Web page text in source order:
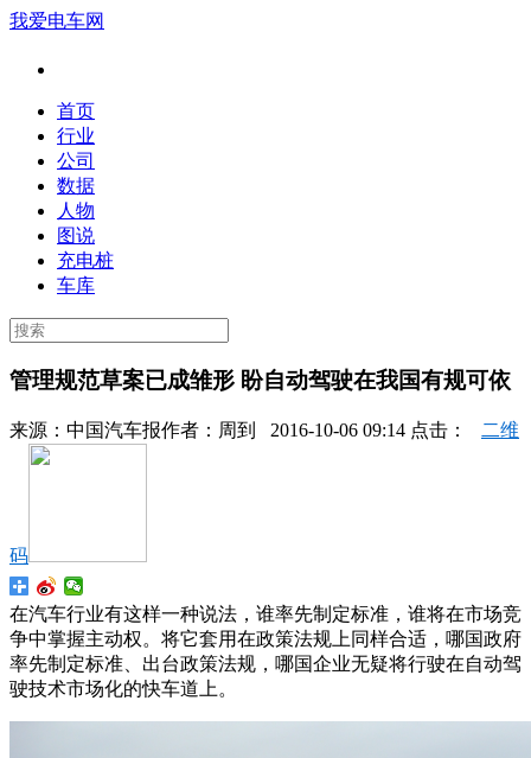
我爱电车网
首页
行业
公司
数据
人物
图说
充电桩
车库
管理规范草案已成雏形 盼自动驾驶在我国有规可依
来源： 中国汽车报作者： 周到 2016-10-06 09:14 点击： 二维
码
在汽车行业有这样一种说法，谁率先制定标准，谁将在市场竞
争中掌握主动权。将它套用在政策法规上同样合适，哪国政府
率先制定标准、出台政策法规，哪国企业无疑将行驶在自动驾
驶技术市场化的快车道上。